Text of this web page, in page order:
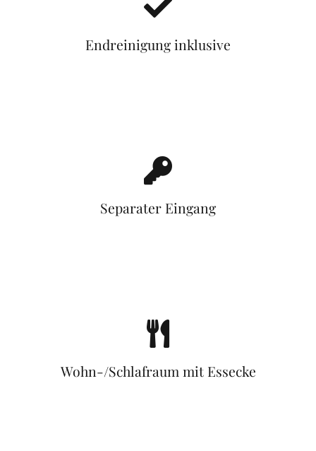
Endreinigung inklusive
Separater Eingang
Wohn-/Schlafraum mit Essecke